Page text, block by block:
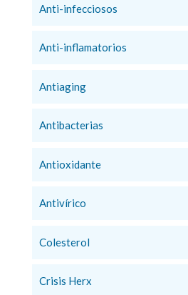
Anti-infecciosos
Anti-inflamatorios
Antiaging
Antibacterias
Antioxidante
Antivírico
Colesterol
Crisis Herx